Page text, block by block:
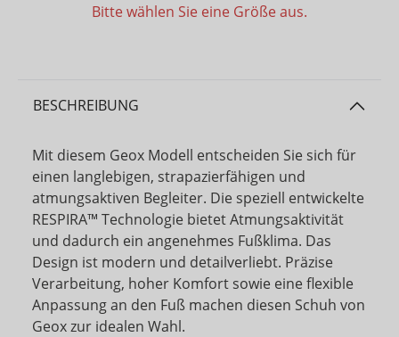
Bitte wählen Sie eine Größe aus.
BESCHREIBUNG
Mit diesem Geox Modell entscheiden Sie sich für
einen langlebigen, strapazierfähigen und
atmungsaktiven Begleiter. Die speziell entwickelte
RESPIRA™ Technologie bietet Atmungsaktivität
und dadurch ein angenehmes Fußklima. Das
Design ist modern und detailverliebt. Präzise
Verarbeitung, hoher Komfort sowie eine flexible
Anpassung an den Fuß machen diesen Schuh von
Geox zur idealen Wahl.